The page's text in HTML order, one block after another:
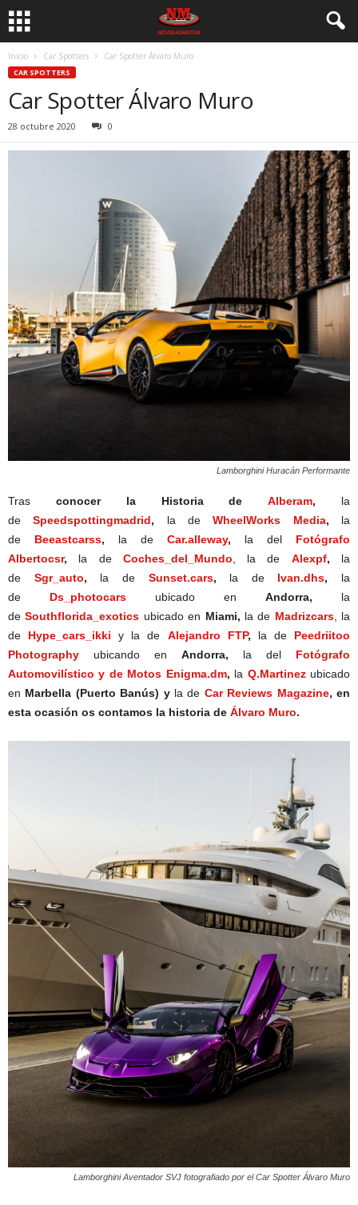
Inicio Car Spotters Car Spotter Álvaro Muro
CAR SPOTTERS
Car Spotter Álvaro Muro
28 octubre 2020 0
Lamborghini Huracán Performante
Tras conocer la Historia deAlberam, la
deSpeedspottingmadrid, la deWheelWorks Media, la
de Beeastcarss, la de Car.alleway, la del Fotógrafo
Albertocsr, la de Coches_del_Mundo, la de Alexpf, la
de Sgr_auto, la de Sunset.cars, la de Ivan.dhs, la
de Ds_photocars ubicado en Andorra, la
deSouthflorida_exotics ubicado en Miami, la de Madrizcars, la
de
Hype_cars_ikki y la de Alejandro FTP, la de Peedriitoo
Photography ubicando en Andorra, la del Fotógrafo
Automovilístico y de Motos Enigma.dm, la Q.Martinez ubicado
en Marbella (Puerto Banús) yla de Car Reviews Magazine, en
esta ocasión os contamos la historia de Álvaro Muro.
Lamborghini Aventador SVJ fotografiado por el Car Spotter Álvaro Muro